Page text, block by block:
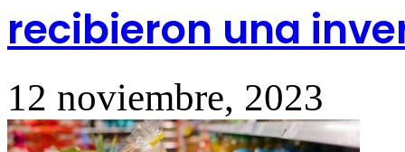
recibieron una
12 noviembre, 2023